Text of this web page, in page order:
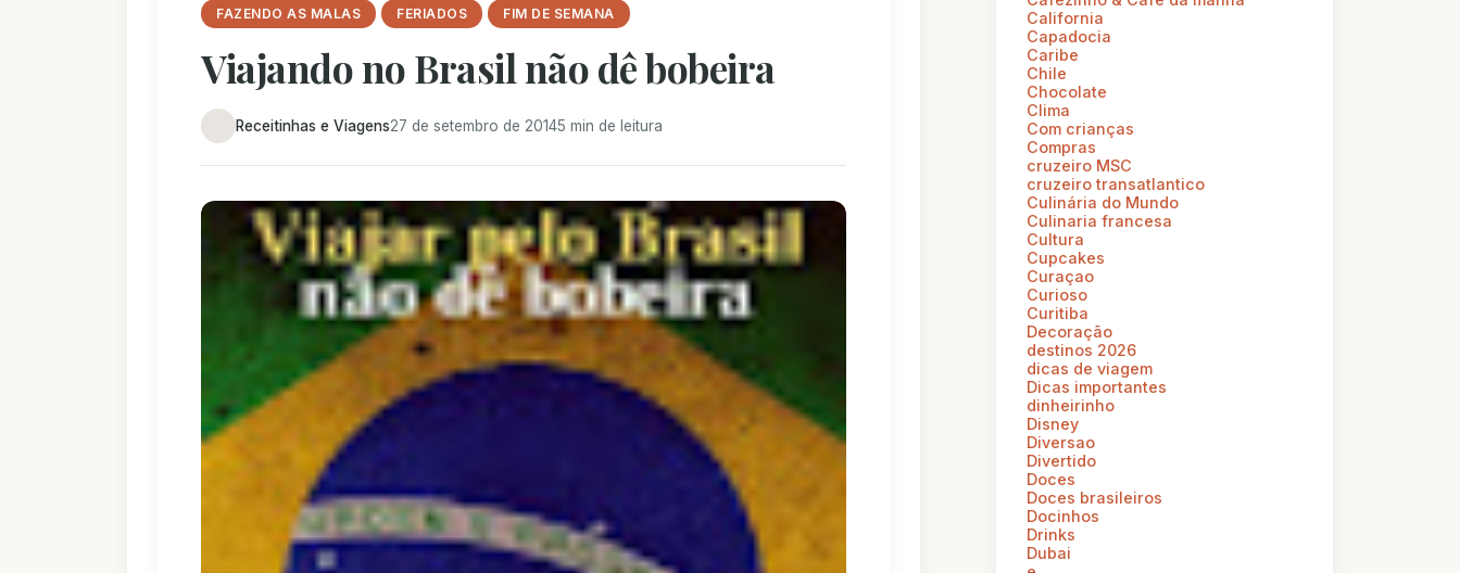
FAZENDO AS MALAS FERIADOS FIM DE SEMANA
Viajando no Brasil não dê bobeira
Receitinhas e Viagens27 de setembro de 20145 min de leitura
California
Capadocia
Caribe
Chile
Chocolate
Clima
Com crianças
Compras
cruzeiro MSC
cruzeiro transatlantico
Culinária do Mundo
Culinaria francesa
Cultura
Cupcakes
Curaçao
Curioso
Curitiba
Decoração
destinos 2026
dicas de viagem
Dicas importantes
dinheirinho
Disney
Diversao
Divertido
Doces
Doces brasileiros
Docinhos
Drinks
Dubai